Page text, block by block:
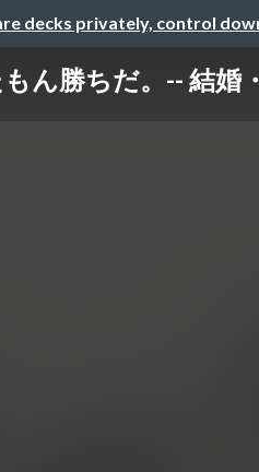
decks privately, control
ん勝ちだ。-- 結